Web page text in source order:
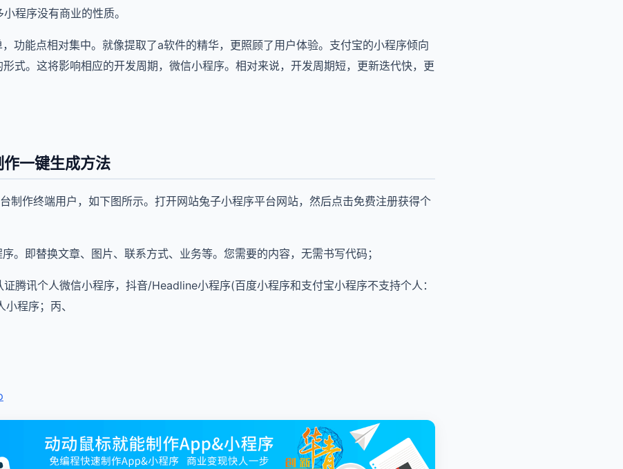
程序没有商业的性质。
功能点相对集中。就像提取了a软件的精华，更照顾了用户体验。支付宝的小程序倾向
式。这将影响相应的开发周期，微信小程序。相对来说，开发周期短，更新迭代快，更
一键生成方法
制作终端用户，如下图所示。打开网站兔子小程序平台网站，然后点击免费注册获得个
。即替换文章、图片、联系方式、业务等。您需要的内容，无需书写代码；
腾讯个人微信小程序，抖音/Headline小程序(百度小程序和支付宝小程序不支持个人：
程序；丙、